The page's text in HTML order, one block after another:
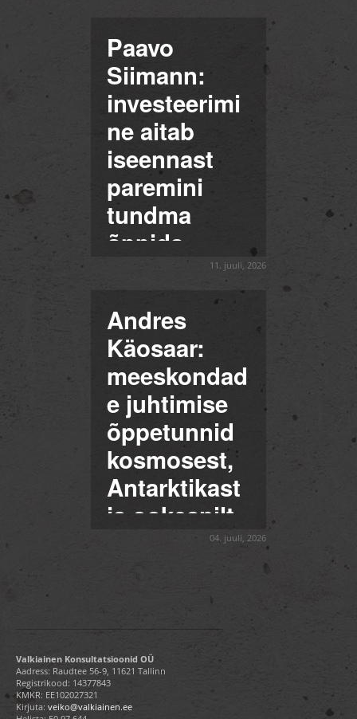
Paavo
Siimann:
investeerimi
ne aitab
iseennast
paremini
tundma
õppida
11. juuli, 2026
Andres
Käosaar:
meeskondad
e juhtimise
õppetunnid
kosmosest,
Antarktikast
ja ookeanilt
04. juuli, 2026
Valkiainen Konsultatsioonid OÜ
Aadress: Raudtee 56-9, 11621 Tallinn
Registrikood: 14377843
KMKR: EE102027321
Kirjuta: veiko@valkiainen.ee